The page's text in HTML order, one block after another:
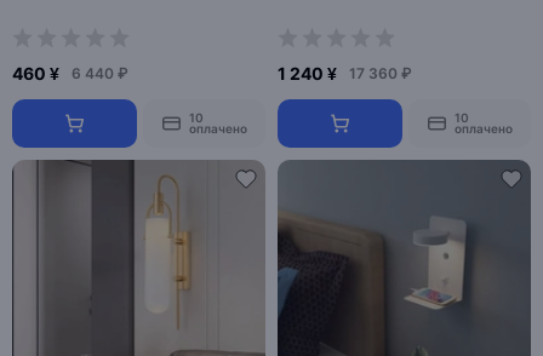
460 ¥ 6 440 ₽
10
оплачено
1 240 ¥ 17 360 ₽
10
оплачено